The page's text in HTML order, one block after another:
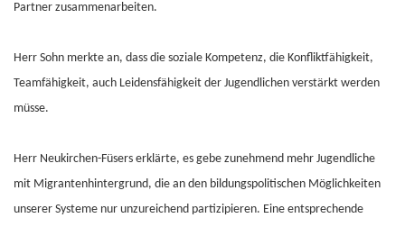
Partner zusammenarbeiten.
Herr Sohn merkte an, dass die soziale Kompetenz, die Konfliktfähigkeit,
Teamfähigkeit, auch Leidensfähigkeit der Jugendlichen verstärkt werden
müsse.
Herr Neukirchen-Füsers erklärte, es gebe zunehmend mehr Jugendliche
mit Migrantenhintergrund, die an den bildungspolitischen Möglichkeiten
unserer Systeme nur unzureichend partizipieren. Eine entsprechende